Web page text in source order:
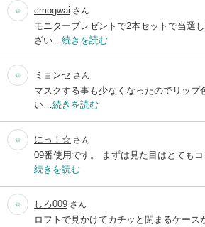
cmogwai さん
モニタープレゼントで2本セットで当選
ざい… 続きを読む
ミョンセ さん
マスクする事も少なくなったのでリップ
い… 続きを読む
にっ！☆ さん
09番使用です。 まずは見た目はとても
続きを読む
しろ009 さん
ロフトで見かけてカチッと閉まるケース